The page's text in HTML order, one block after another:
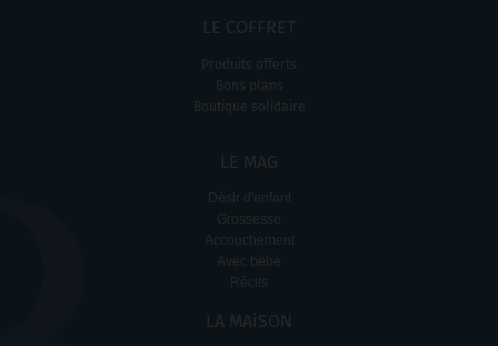
LE COFFRET
Produits offerts
Bons plans
Boutique solidaire
LE MAG
Désir d'enfant
Grossesse
Accouchement
Avec bébé
Récits
LA MAiSON